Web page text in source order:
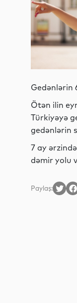
Gedənlərin
Ötən ilin
Türkiyəyə
gedənlərin
7 ay
dəmir yolu
Paylaş: